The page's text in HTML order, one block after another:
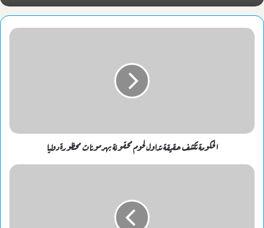
الحكومة تكشف حقيقة تداول لحوم محقونة بهرمونات محظورة دوليا